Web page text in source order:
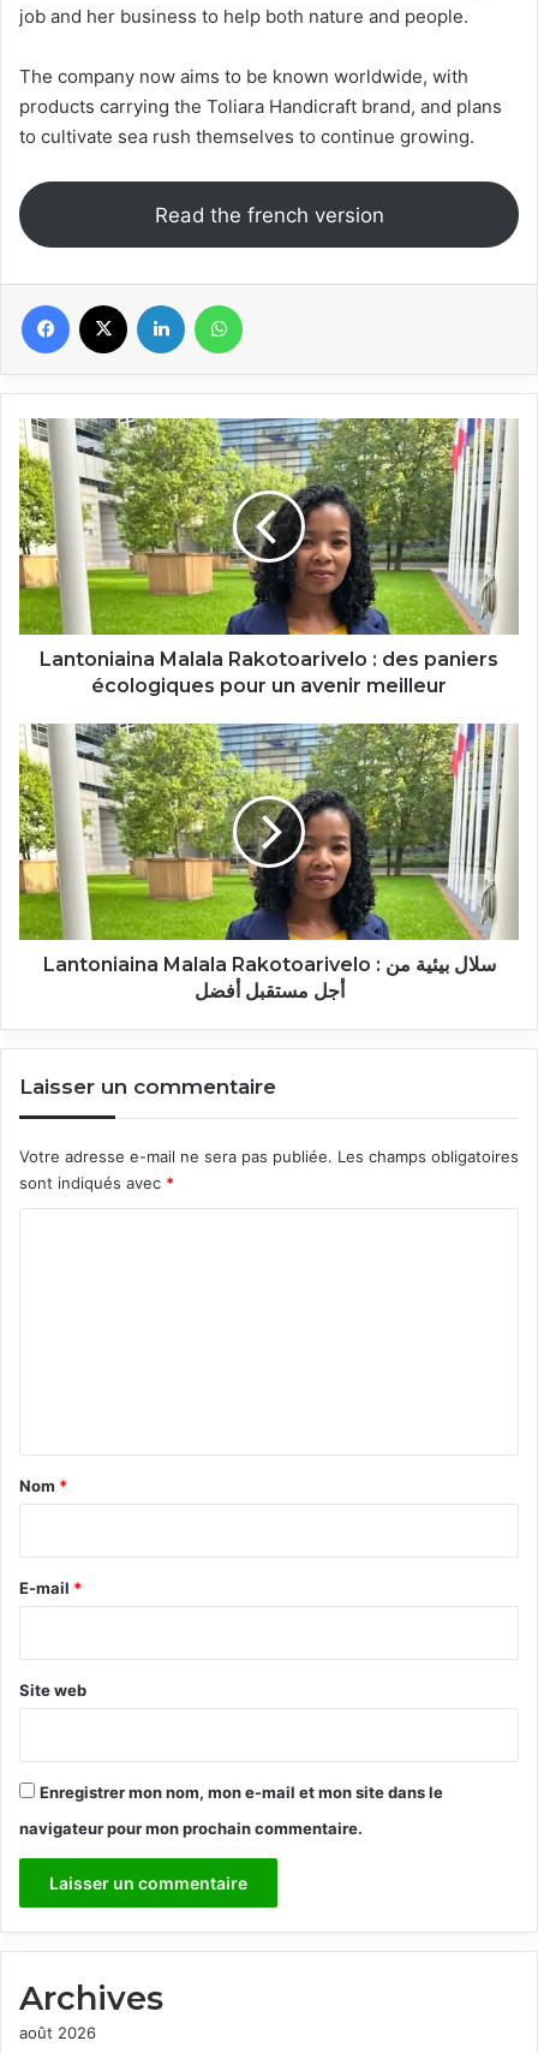
job and her business to help both nature and people.
The company now aims to be known worldwide, with
products carrying the Toliara Handicraft brand, and plans
to cultivate sea rush themselves to continue growing.
Read the french version
Facebook Linkedin
Lantoniaina
Malala
Rakotoarivelo
:
des
paniers
écologiques
pour
un
avenir
Lantoniaina Malala Rakotoarivelo : des paniers
écologiques pour un avenir meilleur
Lantoniaina
Malala
Rakotoarivelo
:
سلال
بيئية
من
أجل
مستقبل
أفضلLantoniaina Malala Rakotoarivelo : سلال بيئية من
أجل مستقبل أفضل
Laisser un commentaire
Votre adresse e-mail ne sera pas publiée. Les champs obligatoires
sont indiqués avec *
a
e
Nom *
E-mail *
Site web
Enregistrer mon nom, mon e-mail et mon site dans le
navigateur pour mon prochain commentaire.
Archives
août 2026